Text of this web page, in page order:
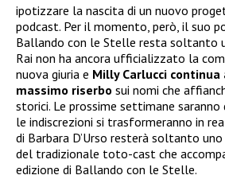
ipotizzare la nascita di un nuovo
podcast. Per il momento, però, il suo
Ballando con le Stelle resta soltanto
Rai non ha ancora ufficializzato la
nuova giuria e Milly Carlucci
massimo riserbo sui nomi che
storici. Le prossime settimane saranno
le indiscrezioni si trasformeranno in
di Barbara D’Urso resterà soltanto
del tradizionale toto-cast che
edizione di Ballando con le Stelle.